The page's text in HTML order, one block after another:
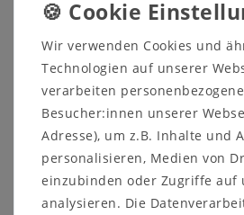
hochwertigen Polstern ist sie
sondern schmückt jede Essecke.
4-Fuß-Esstisch mit
Maße:
Tischplattenstärke: 30 mm
Wir verwenden Cookies und
Technologien auf unserer
verarbeiten
Besucher:innen unserer
Adresse), um z.B. Inhalte und
personalisieren, Medien von
einzubinden oder Zugriffe auf
analysieren. Die